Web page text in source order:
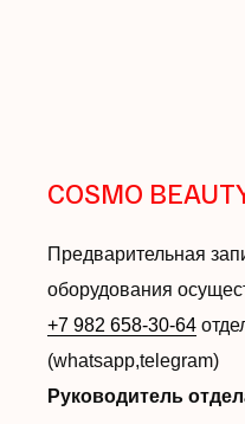
COSMO
Предварительная
оборудования
+7 982 658-30-64
(whatsapp,telegram)
Руководитель